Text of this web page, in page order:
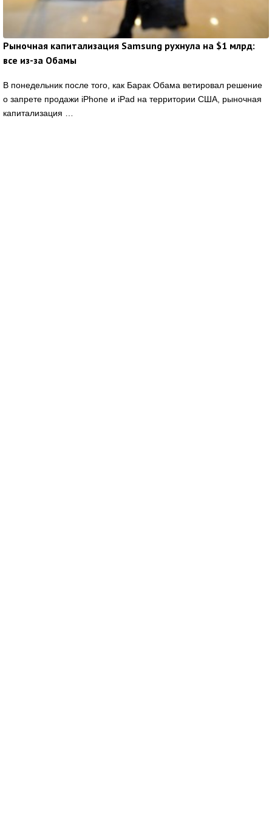
Рыночная капитализация Samsung рухнула на $1 млрд:
все из-за Обамы
В понедельник после того, как Барак Обама ветировал решение
о запрете продажи iPhone и iPad на территории США, рыночная
капитализация …